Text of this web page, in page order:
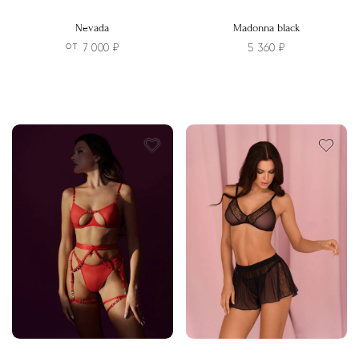
Nevada
ОТ 7 000₽
имеет
вариаций.
выбрать
странице
товара.
Madonna black
5 360₽
имеет
несколько
вариаций.
Опции
можно
выбрать
странице
товара.